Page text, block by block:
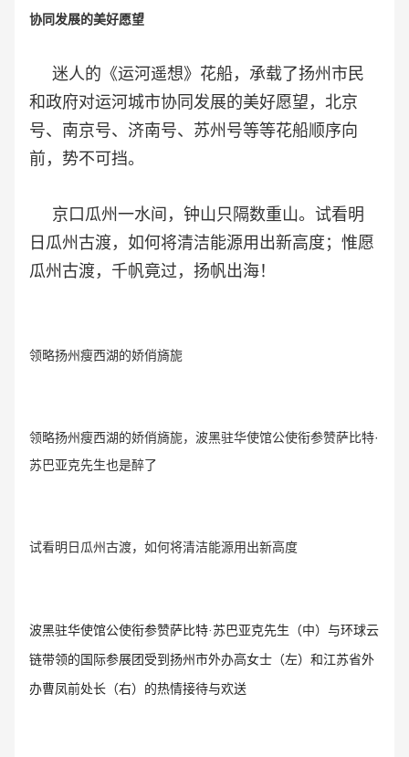
协同发展的美好愿望
迷人的《运河遥想》花船，承载了扬州市民
和政府对运河城市协同发展的美好愿望，北京
号、南京号、济南号、苏州号等等花船顺序向
前，势不可挡。
京口瓜州一水间，钟山只隔数重山。试看明
日瓜州古渡，如何将清洁能源用出新高度；惟愿
瓜州古渡，千帆竟过，扬帆出海！
领略扬州瘦西湖的娇俏旖旎
领略扬州瘦西湖的娇俏旖旎，波黑驻华使馆公使衔参赞萨比特·
苏巴亚克先生也是醉了
试看明日瓜州古渡，如何将清洁能源用出新高度
波黑驻华使馆公使衔参赞萨比特·苏巴亚克先生（中）与环球云
链带领的国际参展团受到扬州市外办高女士（左）和江苏省外
办曹凤前处长（右）的热情接待与欢送